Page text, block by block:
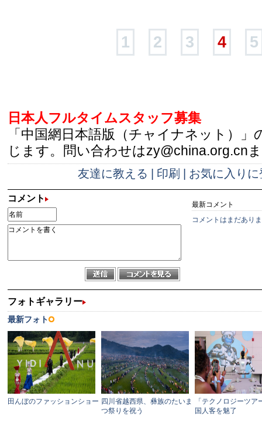
1 2 3 4 5
日本人フルタイムスタッフ募集
「中国網日本語版（チャイナネット）」
じます。問い合わせはzy@china.org.cn
友達に教える 印刷 お気に入りに
コメント
最新コメント
コメントはまだあり